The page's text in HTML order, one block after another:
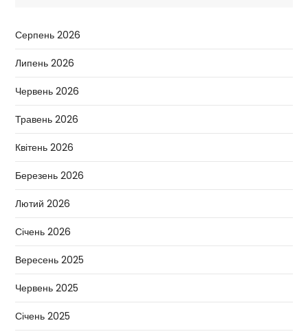
Серпень 2026
Липень 2026
Червень 2026
Травень 2026
Квітень 2026
Березень 2026
Лютий 2026
Січень 2026
Вересень 2025
Червень 2025
Січень 2025